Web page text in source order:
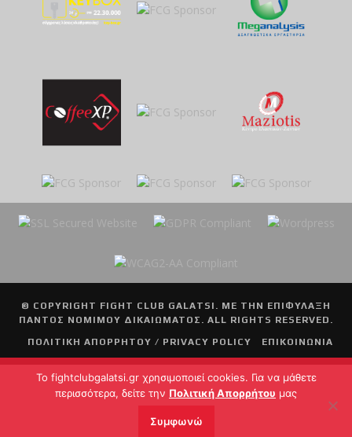
© COPYRIGHT FIGHT CLUB GALATSI . ΜΕ ΤΗΝ ΕΠΙΦΥΛΑΞΗ
ΠΑΝΤΟΣ ΝΟΜΙΜΟΥ ΔΙΚΑΙΩΜΑΤΟΣ. ALL RIGHTS RESERVED.
ΠΟΛΙΤΙΚΗ ΑΠΟΡΡΗΤΟΥ / PRIVACY POLICY
ΕΠΙΚΟΙΝΩΝΙΑ
To fightclubgalatsi.gr χρησιμοποιεί cookies. Για να μάθετε
περισσότερα, δείτε την Πολιτική Απορρήτου μας
Συμφωνώ